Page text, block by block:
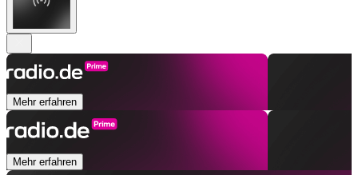
Mehr erfahren
Mehr erfahren